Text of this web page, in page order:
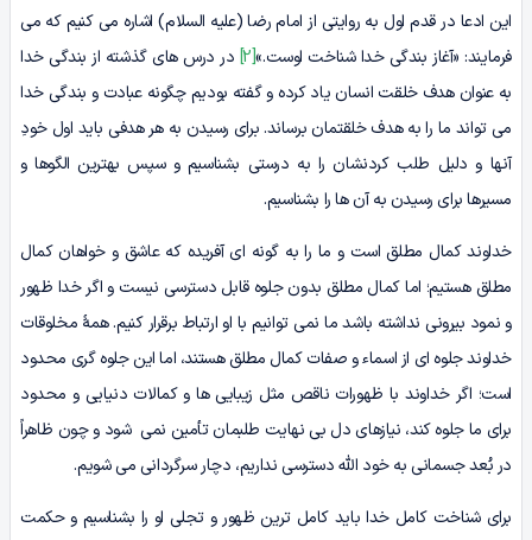
این ادعا در قدم اول به روایتی از امام رضا (علیه السلام) اشاره می کنیم که می
فرمایند: «آغاز بندگی خدا شناخت اوست.»[2]
در درس های گذشته از بندگی خدا
به عنوان هدف خلقت انسان یاد کرده و گفته بودیم چگونه عبادت و بندگی خدا
می تواند ما را به هدف خلقتمان برساند. برای رسیدن به هر هدفی باید اول خودِ
آنها و دلیل طلب کردنشان را به درستی بشناسیم و سپس بهترین الگوها و
مسیرها برای رسیدن به آن ها را بشناسیم.
خداوند کمال مطلق است و ما را به گونه ای آفریده که عاشق و خواهان کمال
مطلق هستیم؛ اما کمال مطلق بدون جلوه قابل دسترسی نیست و اگر خدا ظهور
و نمود بیرونی نداشته باشد ما نمی توانیم با او ارتباط برقرار کنیم. همۀ مخلوقات
خداوند جلوه ای از اسماء و صفات کمال مطلق هستند، اما این جلوه گری محدود
است؛ اگر خداوند با ظهورات ناقص مثل زیبایی ها و کمالات دنیایی و محدود
برای ما جلوه کند، نیازهای دل بی نهایت طلبمان تأمین نمی شود و چون ظاهراً
در بُعد جسمانی به خود الله دسترسی نداریم، دچار سرگردانی می شویم.
برای شناخت کامل خدا باید کامل ترین ظهور و تجلی او را بشناسیم و حکمت